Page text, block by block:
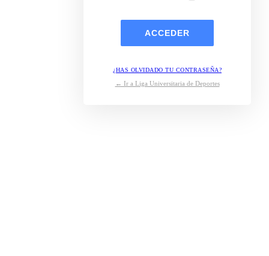
¿HAS OLVIDADO TU CONTRASEÑA?
← Ir a Liga Universitaria de Deportes